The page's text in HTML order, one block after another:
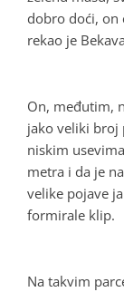
dobro doći, on
rekao je
On, međutim,
jako veliki broj
niskim
metra i da je
velike pojave
formirale klip.
Na takvim